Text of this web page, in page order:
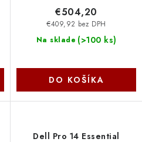
Na sklade (>100 ks)
€409,92 bez DPH
€504,20
DO KOŠÍKA
Dell Pro 14 Essential